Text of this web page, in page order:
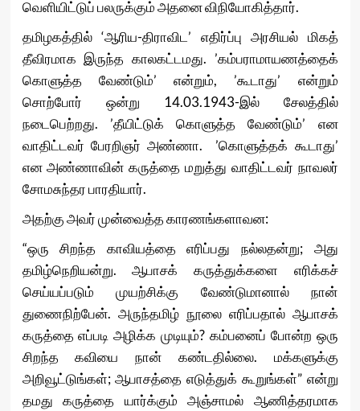
வெளியிட்டுப் பலருக்கும் அதனை விநியோகித்தார்.
தமிழகத்தில் ‘ஆரிய-திராவிட’ எதிர்ப்பு அரசியல் மிகத்
தீவிரமாக இருந்த காலகட்டமது. ’கம்பராமாயணத்தைக்
கொளுத்த வேண்டும்’ என்றும், ’கூடாது’ என்றும்
சொற்போர் ஒன்று 14.03.1943-இல் சேலத்தில்
நடைபெற்றது. ’தீயிட்டுக் கொளுத்த வேண்டும்’ என
வாதிட்டவர் பேரறிஞர் அண்ணா. ’கொளுத்தக் கூடாது’
என அண்ணாவின் கருத்தை மறுத்து வாதிட்டவர் நாவலர்
சோமசுந்தர பாரதியார்.
அதற்கு அவர் முன்வைத்த காரணங்களாவன:
“ஒரு சிறந்த காவியத்தை எரிப்பது நல்லதன்று; அது
தமிழ்நெறியன்று. ஆபாசக் கருத்துக்களை எரிக்கச்
செய்யப்படும் முயற்சிக்கு வேண்டுமானால் நான்
துணைநிற்பேன். அருந்தமிழ் நூலை எரிப்பதால் ஆபாசக்
கருத்தை எப்படி அழிக்க முடியும்? கம்பனைப் போன்ற ஒரு
சிறந்த கவியை நான் கண்டதில்லை. மக்களுக்கு
அறிவூட்டுங்கள்; ஆபாசத்தை எடுத்துக் கூறுங்கள்” என்று
தமது கருத்தை யார்க்கும் அஞ்சாமல் ஆணித்தரமாக